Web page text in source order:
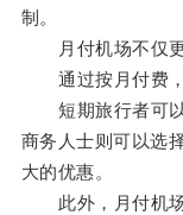
制。
月付机场不仅更
通过按月付费，
短期旅行者可以
商务人士则可以选
大的优惠。
此外，月付机场